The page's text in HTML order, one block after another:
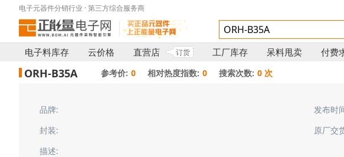
电子元器件分销行业 · 第三方综合服务商
电子料库存 云价格 直营店 订货 工厂库存 呆料甩卖 付费
ORH-B35A 参考价: 0 相对热度指数: 0 搜索次数: 0 次
品牌:
发布时
封装:
原厂交
描述: